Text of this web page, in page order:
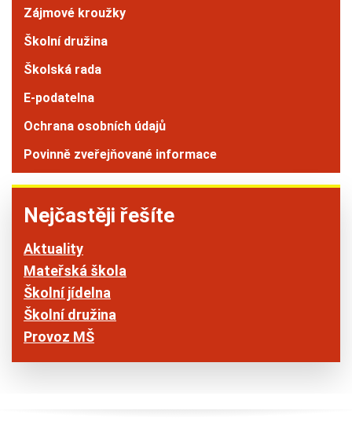
Zájmové kroužky
Školní družina
Školská rada
E-podatelna
Ochrana osobních údajů
Povinně zveřejňované informace
Nejčastěji řešíte
Aktuality
Mateřská škola
Školní jídelna
Školní družina
Provoz MŠ